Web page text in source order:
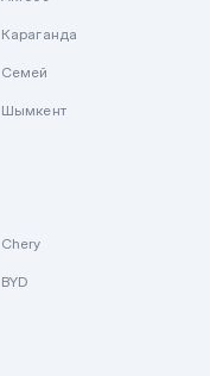
Караганда
Семей
Шымкент
Chery
BYD